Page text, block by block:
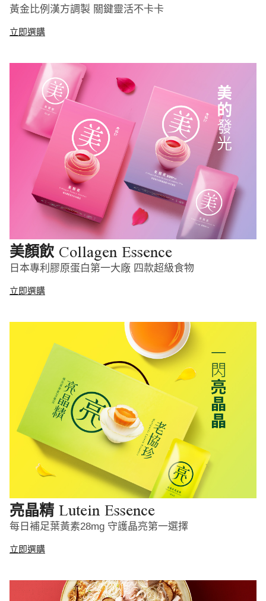
黃金比例漢方調製 關鍵靈活不卡卡
立即選購
美顏飲 Collagen Essence
日本專利膠原蛋白第一大廠 四款超級食物
立即選購
亮晶精 Lutein Essence
每日補足葉黃素28mg 守護晶亮第一選擇
立即選購